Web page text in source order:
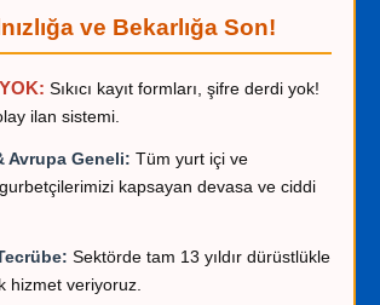
ve Bekarlığa Son!
Sıkıcı kayıt formları, şifre derdi yok!
ilan sistemi.
Avrupa Geneli: Tüm yurt içi ve
kapsayan devasa ve ciddi
Sektörde tam 13 yıldır dürüstlükle
hizmet veriyoruz.